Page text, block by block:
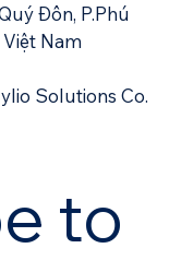
to
Đôn, P.Phú
Việt Nam
Solutions Co.